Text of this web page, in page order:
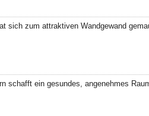
sich zum attraktiven Wandgewand
schafft ein gesundes, angenehmes